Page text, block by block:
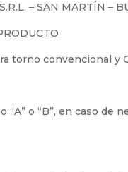
– SAN MARTÍN –
torno convencional y
“A” o “B”, en caso